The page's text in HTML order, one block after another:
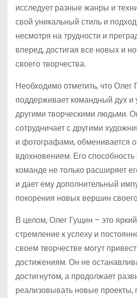
исследует разные жанры и
свой уникальный стиль и подход
несмотря на трудности и
вперед, достигая все новых и
своего творчества.
Необходимо отметить, что Олег
поддерживает командный дух и
другими творческими людьми.
сотрудничает с другими
и фотографами, обменивается
вдохновением. Его способность
команде не только расширяет
и дает ему дополнительный
покорения новых вершин
В целом, Олег Гущин – это
стремление к успеху и
своем творчестве могут
достижениям. Он не
достигнутом, а продолжает
реализовывать новые проекты,